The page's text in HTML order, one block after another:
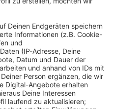
werden, wie Silvia
Oder kann man
suchen Tipps vom
um Euch zu helfen.
mehrere Wochen
Arzt aufsuchen."